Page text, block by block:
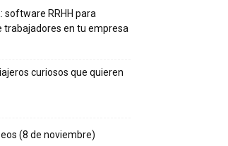
software RRHH para
trabajadores en tu empresa
curiosos que quieren
(8 de noviembre)